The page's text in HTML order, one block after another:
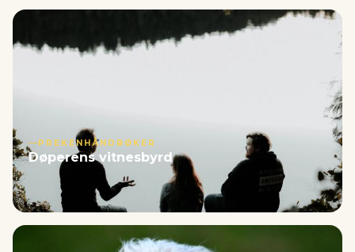
PREKENHÅNDBØKER
Døperens vitnesbyrd